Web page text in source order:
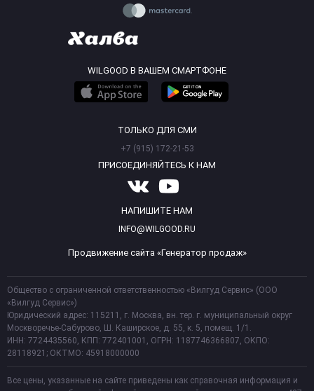
WILGOOD В ВАШЕМ СМАРТФОНЕ
ТОЛЬКО ДЛЯ СМИ
+7 (915) 172-21-53
ПРИСОЕДИНЯЙТЕСЬ К НАМ
НАПИШИТЕ НАМ
INFO@WILGOOD.RU
Продвижение сайта «Генератор продаж»
Общество с ограниченной ответственностью «Вилгуд Сервис» (ООО
«Вилгуд Сервис»)
Юридический адрес: 115211, г. Москва, вн. тер. г. муниципальный округ
Москворечье-Сабурово, Ш. Каширское, д. 55, к. 5, помещ. 1/1.
ИНН: 7724435560, КПП: 772401001, ОГРН: 1187746366807, ОКПО:
28118921; ОКТМО: 45918000000
Все цены, указанные на сайте приведены как справочная информация и